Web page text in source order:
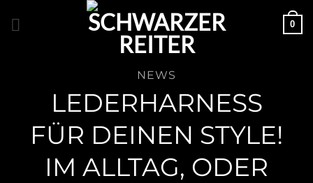
0
NEWS
LEDERHARNESS
FÜR DEINEN STYLE!
IM ALLTAG, ODER